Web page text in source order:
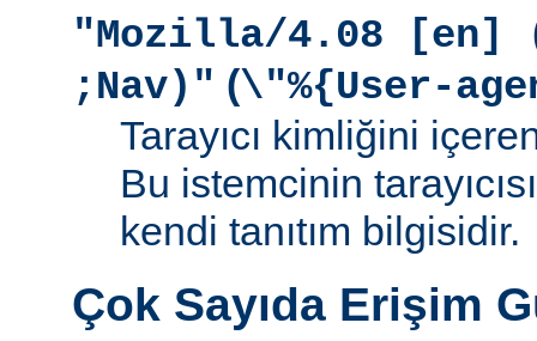
"Mozilla/4.08 [en]
;Nav)" (\"%{User-
Tarayıcı kimliğini
Bu istemcinin
kendi tanıtım bilgisidir.
Çok Sayıda Erişim